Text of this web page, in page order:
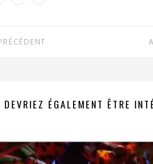
DEVRIEZ ÉGALEMENT ÊTRE